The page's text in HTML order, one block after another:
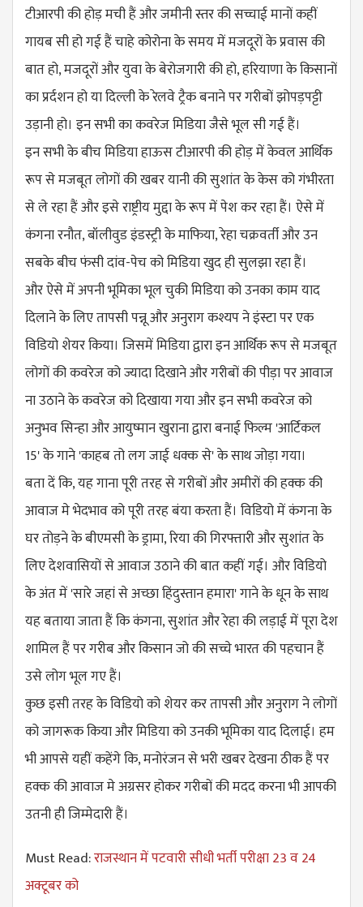
टीआरपी की होड़ मची हैं और जमीनी स्तर की सच्चाई मानों कहीं
गायब सी हो गई हैं चाहे कोरोना के समय में मजदूरों के प्रवास की
बात हो, मजदूरों और युवा के बेरोजगारी की हो, हरियाणा के किसानों
का प्रर्दशन हो या दिल्ली के रेलवे ट्रैक बनाने पर गरीबों झोपड़पट्टी
उड़ानी हो। इन सभी का कवरेज मिडिया जैसे भूल सी गई हैं।
इन सभी के बीच मिडिया हाऊस टीआरपी की होड़ में केवल आर्थिक
रूप से मजबूत लोगों की खबर यानी की सुशांत के केस को गंभीरता
से ले रहा हैं और इसे राष्ट्रीय मुद्दा के रूप में पेश कर रहा हैं। ऐसे में
कंगना रनौत, बॉलीवुड इंडस्ट्री के माफिया, रेहा चक्रवर्ती और उन
सबके बीच फंसी दांव-पेच को मिडिया खुद ही सुलझा रहा हैं।
और ऐसे में अपनी भूमिका भूल चुकी मिडिया को उनका काम याद
दिलाने के लिए तापसी पन्नू और अनुराग कश्यप ने इंस्टा पर एक
विडियो शेयर किया। जिसमें मिडिया द्वारा इन आर्थिक रूप से मजबूत
लोगों की कवरेज को ज्यादा दिखाने और गरीबों की पीड़ा पर आवाज
ना उठाने के कवरेज को दिखाया गया और इन सभी कवरेज को
अनुभव सिन्हा और आयुष्मान खुराना द्वारा बनाई फिल्म 'आर्टिकल
15' के गाने 'काहब तो लग जाई धक्क से' के साथ जोड़ा गया।
बता दें कि, यह गाना पूरी तरह से गरीबों और अमीरों की हक्क की
आवाज मे भेदभाव को पूरी तरह बंया करता हैं। विडियो में कंगना के
घर तोड़ने के बीएमसी के ड्रामा, रिया की गिरफ्तारी और सुशांत के
लिए देशवासियों से आवाज उठाने की बात कहीं गई। और विडियो
के अंत में 'सारे जहां से अच्छा हिंदुस्तान हमारा' गाने के धून के साथ
यह बताया जाता हैं कि कंगना, सुशांत और रेहा की लड़ाई में पूरा देश
शामिल हैं पर गरीब और किसान जो की सच्चे भारत की पहचान हैं
उसे लोग भूल गए हैं।
कुछ इसी तरह के विडियो को शेयर कर तापसी और अनुराग ने लोगों
को जागरूक किया और मिडिया को उनकी भूमिका याद दिलाई। हम
भी आपसे यहीं कहेंगे कि, मनोरंजन से भरी खबर देखना ठीक हैं पर
हक्क की आवाज मे अग्रसर होकर गरीबों की मदद करना भी आपकी
उतनी ही जिम्मेदारी हैं।
Must Read:राजस्थान में पटवारी सीधी भर्ती परीक्षा 23 व 24
अक्टूबर को